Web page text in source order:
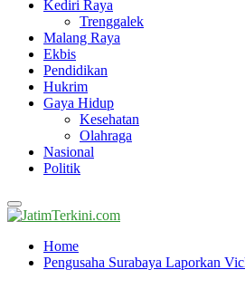
Kediri Raya
Trenggalek
Malang Raya
Ekbis
Pendidikan
Hukrim
Gaya Hidup
Kesehatan
Olahraga
Nasional
Politik
Primary
Menu
Home
Pengusaha Surabaya Laporkan